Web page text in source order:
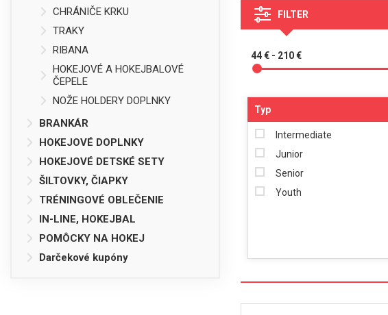
CHRÁNIČE KRKU
TRAKY
RIBANA
HOKEJOVÉ A HOKEJBALOVÉ
ČEPELE
NOŽE HOLDERY DOPLNKY
BRANKÁR
HOKEJOVÉ DOPLNKY
HOKEJOVÉ DETSKÉ SETY
ŠILTOVKY, ČIAPKY
TRÉNINGOVÉ OBLEČENIE
IN-LINE, HOKEJBAL
POMÔCKY NA HOKEJ
Darčekové kupóny
FILTER
44 € - 210 €
Typ
Intermediate
Junior
Senior
Youth